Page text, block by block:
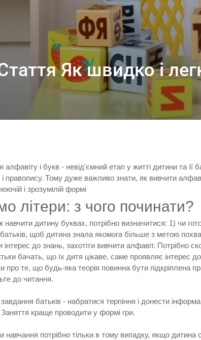
Як швидко і
алфавіту і букв - невід'ємний етап у житті дитини та її
правопису. Тому дуже важливо знати, як вивчити
і зрозумілій формі
літери: з чого починати?
навчити дитину буквах, потрібно визначитися: 1) чи
батьків, щоб дитина знала якомога більше з метою
інтерес до знань, захотіти вивчити алфавіт. Потрібно
бачать, що їх дитя цікаве, саме проявляє інтерес
про те, що будь-яка теорія повинна бути підкріплена
до читання.
батьків - набратися терпіння і донести
краще проводити у формі гри.
навчання потрібно тільки в тому випадку, якщо